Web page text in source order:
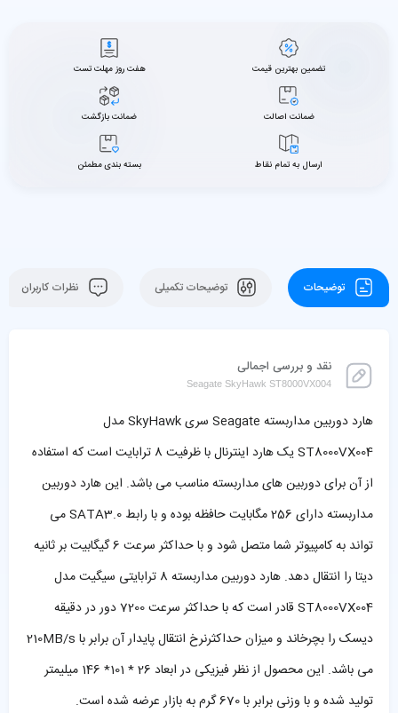
تضمین بهترین قیمت هفت روز مهلت تست
ضمانت اصالت ضمانت بازگشت
ارسال به تمام نقاط بسته بندی مطمئن
توضیحات توضیحات تکمیلی نظرات کاربران
نقد و بررسی اجمالی
Seagate SkyHawk ST8000VX004
هارد دوربین مداربسته Seagate سری SkyHawk مدل
ST8000VX004 یک هارد اینترنال با ظرفیت 8 ترابایت است که استفاده
از آن برای دوربین های مداربسته مناسب می باشد. این هارد دوربین
مداربسته دارای 256 مگابایت حافظه بوده و با رابط SATA3.0 می
تواند به کامپیوتر شما متصل شود و با حداکثر سرعت 6 گیگابیت بر ثانیه
دیتا را انتقال دهد. هارد دوربین مداربسته 8 ترابایتی سیگیت مدل
ST8000VX004 قادر است که با حداکثر سرعت 7200 دور در دقیقه
دیسک را بچرخاند و میزان حداکثرنرخ انتقال پایدار آن برابر با 210MB/s
می باشد. این محصول از نظر فیزیکی در ابعاد 26 * 101* 146 میلیمتر
تولید شده و با وزنی برابر با 670 گرم به بازار عرضه شده است.